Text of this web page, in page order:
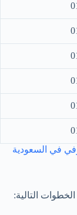
في السعودية
التالية: